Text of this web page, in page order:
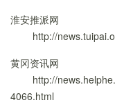
淮安推派网
http://
黄冈资讯网
http://
4066.html